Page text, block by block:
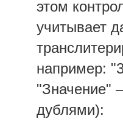
этом
учитывает
например:
"Значение"
дублями):